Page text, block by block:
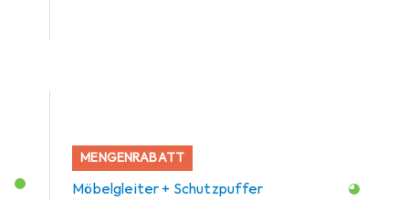
MENGENRABATT
Möbelgleiter + Schutzpuffer